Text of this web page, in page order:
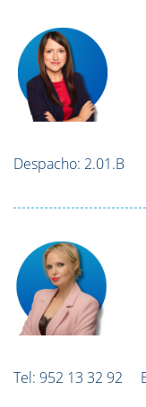
Despacho: 2.01.B
Tel: 952 13 32 92